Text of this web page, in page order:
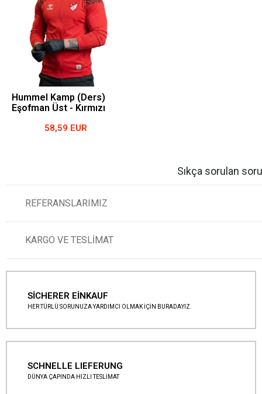
Hummel Kamp (Ders)
Eşofman Üst - Kırmızı
58,59 EUR
Sıkça sorulan
REFERANSLARIMIZ
KARGO VE TESLİMAT
SİCHERER EİNKAUF
HER TÜRLÜ SORUNUZA YARDIMCI OLMAK İÇİN BURADAYIZ.
SCHNELLE LIEFERUNG
DÜNYA ÇAPINDA HIZLI TESLİMAT